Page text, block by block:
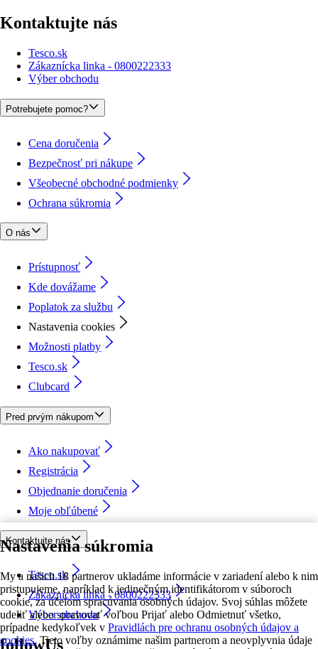
Nastavenia súkromia
My a našich 18 partnerov ukladáme informácie v zariadení alebo k nim
pristupujeme, napríklad k jedinečným identifikátorom v súboroch
cookie, za účelom spracúvania osobných údajov. Svoj súhlas môžete
udeliť alebo spravovať voľbou Prijať alebo Odmietnuť všetko,
prípadne kedykoľvek v Pravidlách pre ochranu osobných údajov a
cookies. Tieto voľby oznámime našim partnerom a neovplyvnia údaje
Kontaktujte nás
Tesco.sk
Zákaznícka linka - 0800222333
Výber obchodu
Potrebujete pomoc?
Cena doručenia
Bezpečnosť pri nákupe
Všeobecné obchodné podmienky
Ochrana súkromia
O nás
Prístupnosť
Kde dovážame
Poplatok za službu
Nastavenia cookies
Možnosti platby
Tesco.sk
Clubcard
Pred prvým nákupom
Ako nakupovať
Registrácia
Objednanie doručenia
Moje obľúbené
Kontaktujte nás
Tesco.sk
Zákaznícka linka - 0800222333
Výber obchodu
followUs